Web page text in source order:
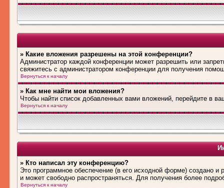
» Какие вложения разрешены на этой конференции?
Администратор каждой конференции может разрешить или
свяжитесь с администратором конференции для получения
Вернуться к началу
» Как мне найти мои вложения?
Чтобы найти список добавленных вами вложений, перейдите в
Вернуться к началу
» Кто написал эту конференцию?
Это программное обеспечение (в его исходной форме) создано и
и может свободно распространяться. Для получения более
Вернуться к началу